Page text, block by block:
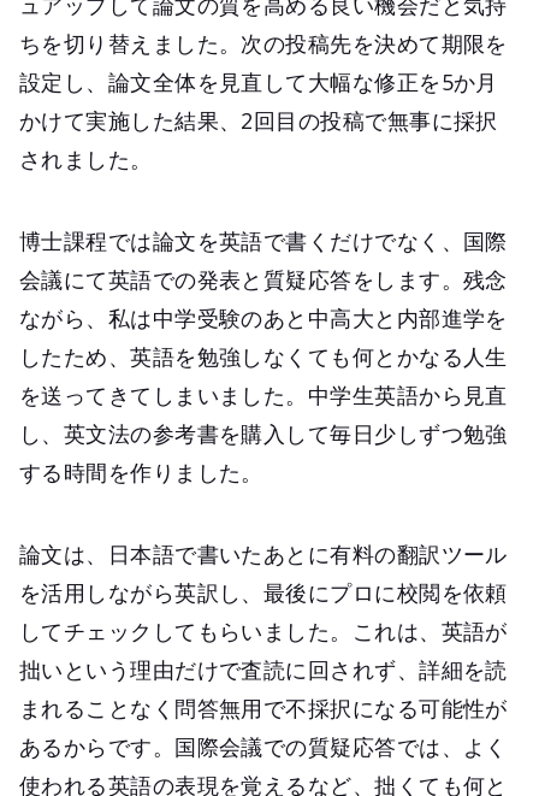
ちを切り替えました。次の投稿先を決めて期限を
設定し、論文全体を見直して大幅な修正を5か月
かけて実施した結果、2回目の投稿で無事に採択
されました。
博士課程では論文を英語で書くだけでなく、国際
会議にて英語での発表と質疑応答をします。残念
ながら、私は中学受験のあと中高大と内部進学を
したため、英語を勉強しなくても何とかなる人生
を送ってきてしまいました。中学生英語から見直
し、英文法の参考書を購入して毎日少しずつ勉強
する時間を作りました。
論文は、日本語で書いたあとに有料の翻訳ツール
を活用しながら英訳し、最後にプロに校閲を依頼
してチェックしてもらいました。これは、英語が
拙いという理由だけで査読に回されず、詳細を読
まれることなく問答無用で不採択になる可能性が
あるからです。国際会議での質疑応答では、よく
使われる英語の表現を覚えるなど、拙くても何と